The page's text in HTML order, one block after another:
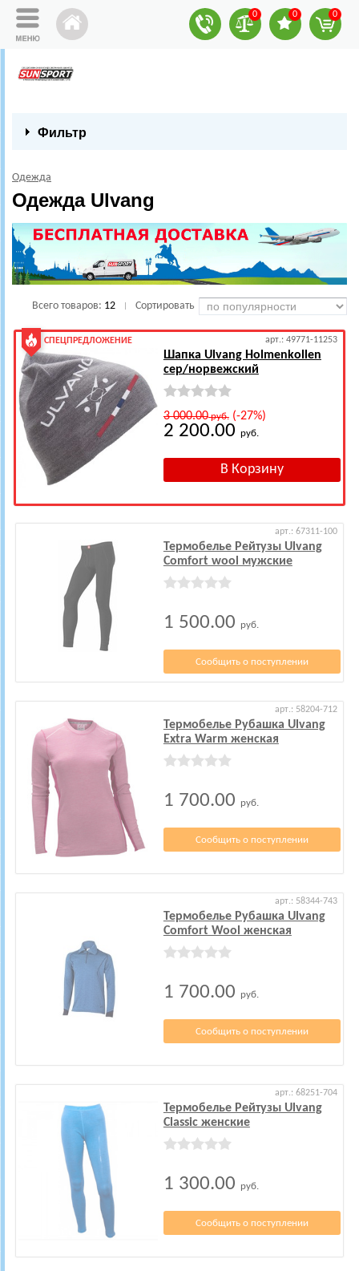
0 0 0
Фильтр
Одежда
Одежда Ulvang
Всего товаров: 12 Сортировать
СПЕЦПРЕДЛОЖЕНИЕ арт.: 49771-11253
Шапка Ulvang Holmenkollen
сер/норвежский
3 000.00руб.(-27%)
2 200.00 руб.
арт.: 67311-100
Термобелье Рейтузы Ulvang
Comfort wool мужские
1 500.00 руб.
Сообщить о поступлении
арт.: 58204-712
Термобелье Рубашка Ulvang
Extra Warm женская
1 700.00 руб.
Сообщить о поступлении
арт.: 58344-743
Термобелье Рубашка Ulvang
Comfort Wool женская
1 700.00 руб.
Сообщить о поступлении
арт.: 68251-704
Термобелье Рейтузы Ulvang
Classic женские
1 300.00 руб.
Сообщить о поступлении